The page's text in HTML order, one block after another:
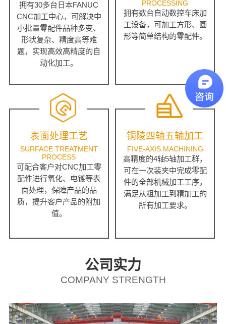
拥有30多台日本FANUC
CNC加工中心，可解决中
小批量零配件品种多变、
形状复杂、精度高等难
题，实现高效高精度的自
动化加工。
PROCESSING
拥有数台自动数控车床加
工设备，可加工方形、圆
形等简单结构的零配件。
表面处理工艺
SURFACE TREATMENT
PROCESS
可配合客户对CNC加工零
配件进行氧化、电镀等表
面处理，保障产品的品
质，提升客户产品的附加
值。
铜陵四轴五轴加工
FIVE-AXIS MACHINING
高精度的4轴5轴加工群，
可在一次装夹中完成零配
件的全部机械加工工序，
满足从粗加工到精加工的
所有加工要求。
公司实力
COMPANY STRENGTH